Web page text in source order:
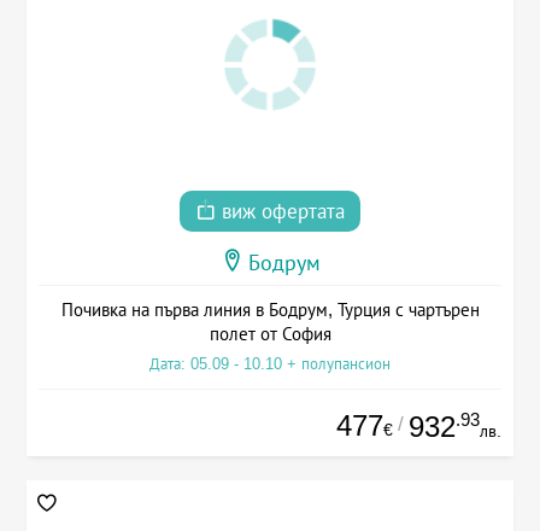
виж офертата
Бодрум
Почивка на първа линия в Бодрум, Турция с чартърен
полет от София
Дата: 05.09 - 10.10 + полупансион
477€ / 932.93
лв.